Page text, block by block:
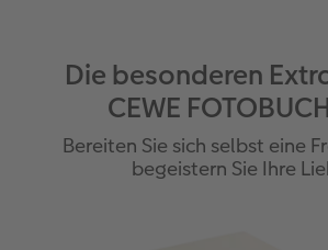
Die besonderen
CEWE
Bereiten Sie sich selbst eine
begeistern Sie Ihre